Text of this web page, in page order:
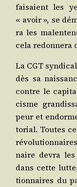
fai­saient les
« avoir », se
ra les
cela redon­ne­ra
La CGT
dès sa
contre le
cisme
peur et
to­rial. Toutes
naire devra
dans cette
tion­naires du